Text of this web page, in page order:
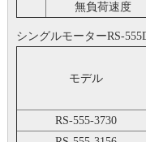
無負荷速度
シングルモーターRS-
モデル
RS-555-3730